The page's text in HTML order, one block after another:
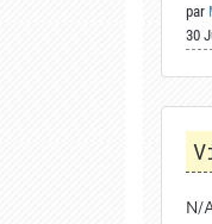
par
30
N/